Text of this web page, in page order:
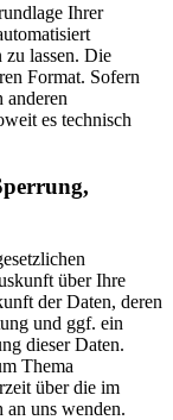
Ihrer
zu lassen. Die
Format. Sofern
anderen
es technisch
über Ihre
der Daten, deren
und ggf. ein
dieser Daten.
Thema
über die im
uns wenden.